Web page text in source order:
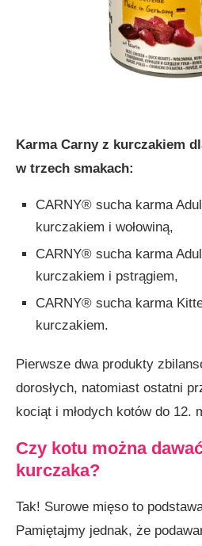
Karma Carny z kurczakiem
w trzech smakach:
CARNY® sucha karma
kurczakiem i wołowiną,
CARNY® sucha karma
kurczakiem i pstrągiem,
CARNY® sucha karma
kurczakiem.
Pierwsze dwa produkty
dorosłych, natomiast ostatni
kociąt i młodych kotów do 12.
Czy kotu można
kurczaka?
Tak! Surowe mięso to
Pamiętajmy jednak, że